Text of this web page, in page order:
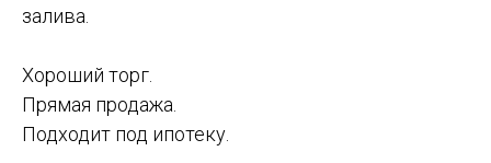
залива.
Хороший торг.
Прямая продажа.
Подходит под ипотеку.